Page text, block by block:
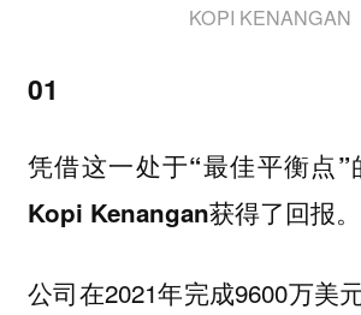
KOPI KENANGAN
01
凭借这一处于“最佳平衡点”
Kopi Kenangan获得了回报。
公司在2021年完成9600万美